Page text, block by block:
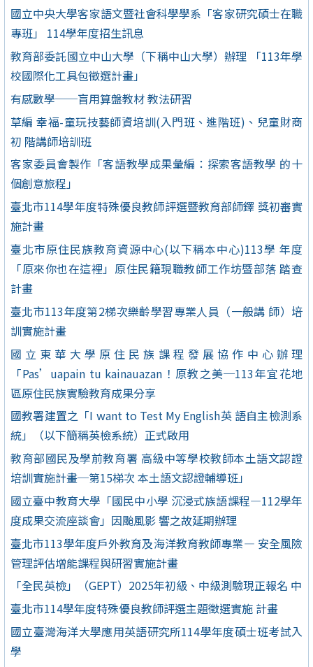
國立中央大學客家語文暨社會科學學系「客家研究碩士在職
專班」 114學年度招生訊息
教育部委託國立中山大學（下稱中山大學）辦理 「113年學
校國際化工具包徵選計畫」
有感數學──盲用算盤教材 教法研習
草編 幸福-童玩技藝師資培訓(入門班、進階班)、兒童財商
初 階講師培訓班
客家委員會製作「客語教學成果彙編：探索客語教學 的十
個創意旅程」
臺北市114學年度特殊優良教師評選暨教育部師鐸 獎初審實
施計畫
臺北市原住民族教育資源中心(以下稱本中心)113學 年度
「原來你也在這裡」原住民籍現職教師工作坊暨部落 踏查
計畫
臺北市113年度第2梯次樂齡學習專業人員（一般講 師）培
訓實施計畫
國立東華大學原住民族課程發展協作中心辦理
「Pas’uapain tu kainauazan！原教之美─113年宜花地
區原住民族實驗教育成果分享
國教署建置之「I want to Test My English英 語自主檢測系
統」（以下簡稱英檢系統）正式啟用
教育部國民及學前教育署 高級中等學校教師本土語文認證
培訓實施計畫─第15梯次 本土語文認證輔導班」
國立臺中教育大學「國民中小學 沉浸式族語課程—112學年
度成果交流座談會」因颱風影 響之故延期辦理
臺北市113學年度戶外教育及海洋教育教師專業— 安全風險
管理評估增能課程與研習實施計畫
「全民英檢」（GEPT）2025年初級、中級測驗現正報名 中
臺北市114學年度特殊優良教師評選主題徵選實施 計畫
國立臺灣海洋大學應用英語研究所114學年度碩士班考試入
學